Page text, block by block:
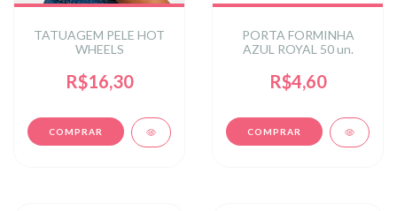
TATUAGEM PELE HOT
WHEELS
R$16,30
PORTA FORMINHA
AZUL ROYAL 50 un.
R$4,60